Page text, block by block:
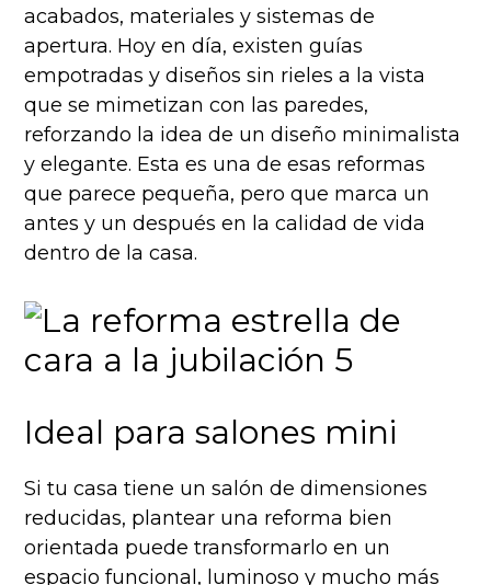
acabados, materiales y sistemas de
apertura. Hoy en día, existen guías
empotradas y diseños sin rieles a la vista
que se mimetizan con las paredes,
reforzando la idea de un diseño minimalista
y elegante. Esta es una de esas reformas
que parece pequeña, pero que marca un
antes y un después en la calidad de vida
dentro de la casa.
Ideal para salones mini
Si tu casa tiene un salón de dimensiones
reducidas, plantear una reforma bien
orientada puede transformarlo en un
espacio funcional, luminoso y mucho más